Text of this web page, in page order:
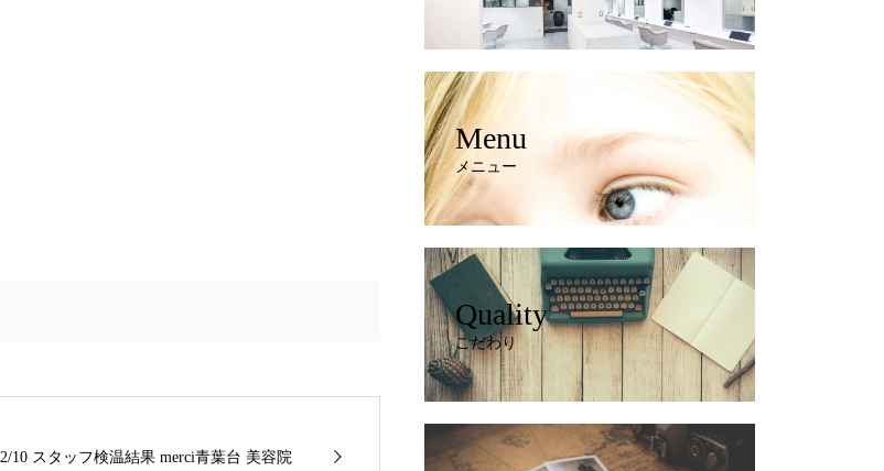
2/10 スタッフ検温結果 merci青葉台 美容院
Menu
メニュー
Quality
こだわり